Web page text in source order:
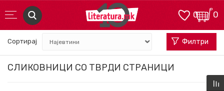
0
0
СЛИКОВНИЦИ СО ТВРДИ СТРАНИЦИ
Сортирај Филтри